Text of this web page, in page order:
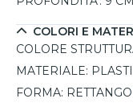
in condizioni
COLORI E
COLORE
MATERIALE:
FORMA: